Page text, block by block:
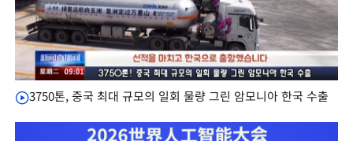
3750톤, 중국 최대 규모의 일회 물량 그린 암모니아 한국 수출